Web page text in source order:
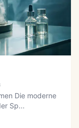
Die moderne
Sp...